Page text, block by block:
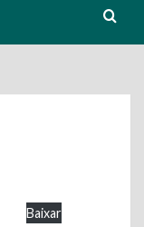
Baixar